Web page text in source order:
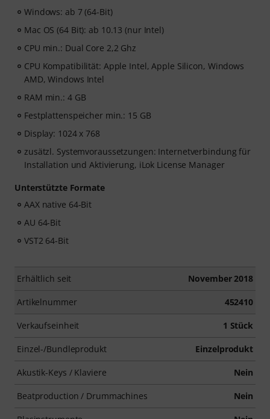
Windows: ab 7 (64-Bit)
Mac OS (64 Bit): ab 10.13 (nur Intel)
CPU min.: Dual Core 2,2 Ghz
CPU Kompatibilität: Apple Intel, Apple Silicon, Windows
AMD, Windows Intel
RAM min.: 4 GB
Festplattenspeicher min.: 15 GB
Display: 1024 x 768
zusätzl. Systemvoraussetzungen: Internetverbindung für
Installation und Aktivierung, iLok License Manager
Unterstützte Formate
AAX native 64-Bit
AU 64-Bit
VST2 64-Bit
Erhältlich seit November 2018
Artikelnummer 452410
Verkaufseinheit 1 Stück
Einzel-/Bundleprodukt Einzelprodukt
Akustik-Keys / Klaviere Nein
Beatproduction / Drummachines Nein